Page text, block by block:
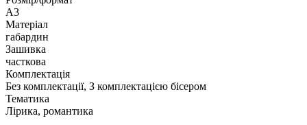
А3
Матеріал
габардин
Зашивка
часткова
Комплектація
Без комплектації, З комплектацією бісером
Тематика
Лірика, романтика